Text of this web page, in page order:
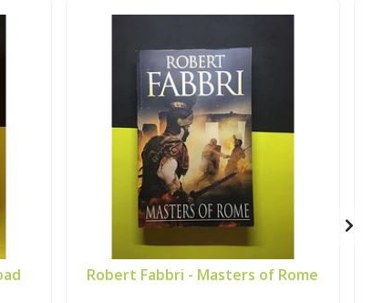
Robert Fabbri - Masters of Rome